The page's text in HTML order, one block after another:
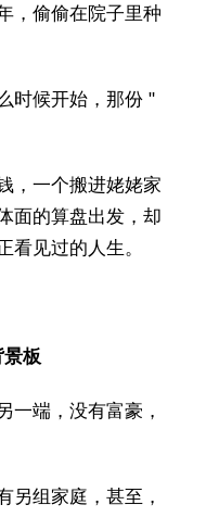
，偷偷在院子里种
时候开始，那份 "
，一个搬进姥姥家
面的算盘出发，却
看见过的人生。
景板
一端，没有富豪，
另组家庭，甚至，